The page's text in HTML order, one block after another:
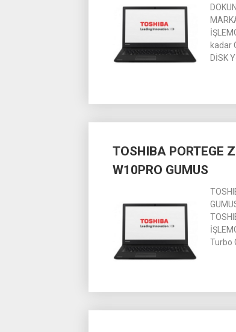
kadar
DİSK
TOSHIBA PORTEGE
W10PRO GUMUS
Turbo